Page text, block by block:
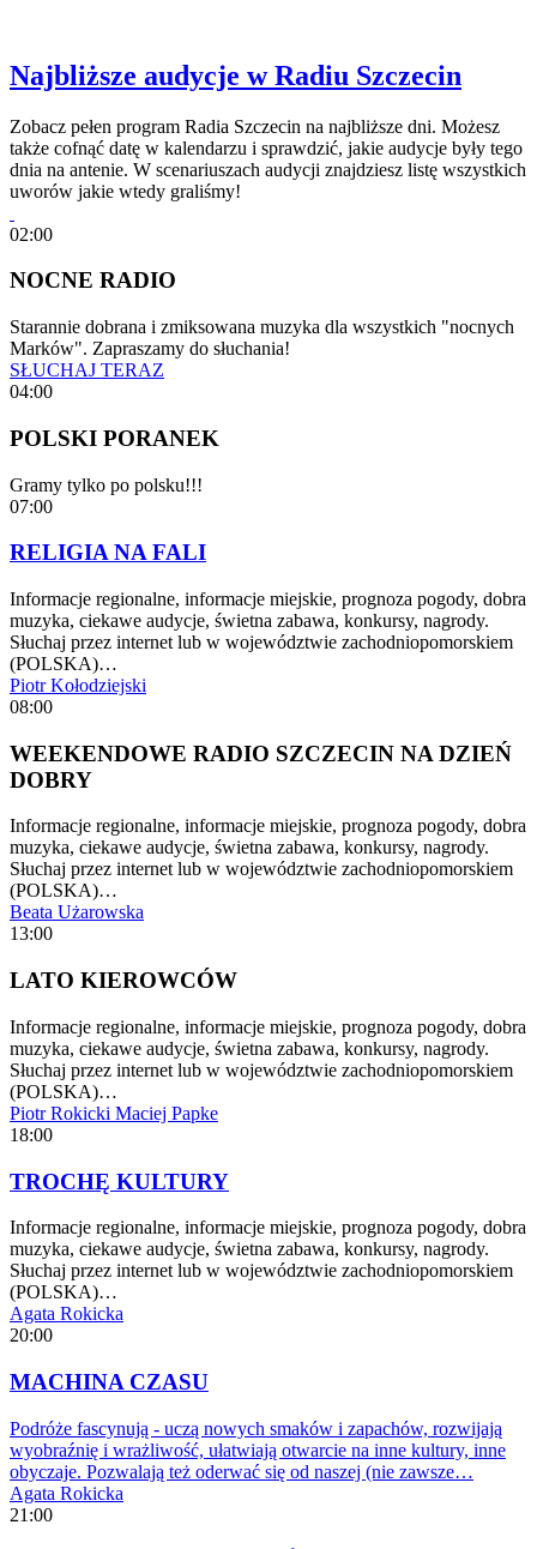
Najbliższe audycje w Radiu Szczecin
Zobacz pełen program Radia Szczecin na najbliższe dni. Możesz
także cofnąć datę w kalendarzu i sprawdzić, jakie audycje były tego
dnia na antenie. W scenariuszach audycji znajdziesz listę wszystkich
uworów jakie wtedy graliśmy!
02:00
NOCNE RADIO
Starannie dobrana i zmiksowana muzyka dla wszystkich "nocnych
Marków". Zapraszamy do słuchania!
SŁUCHAJ TERAZ
04:00
POLSKI PORANEK
Gramy tylko po polsku!!!
07:00
RELIGIA NA FALI
Informacje regionalne, informacje miejskie, prognoza pogody, dobra
muzyka, ciekawe audycje, świetna zabawa, konkursy, nagrody.
Słuchaj przez internet lub w województwie zachodniopomorskiem
(POLSKA)…
Piotr Kołodziejski
08:00
WEEKENDOWE RADIO SZCZECIN NA DZIEŃ
DOBRY
Informacje regionalne, informacje miejskie, prognoza pogody, dobra
muzyka, ciekawe audycje, świetna zabawa, konkursy, nagrody.
Słuchaj przez internet lub w województwie zachodniopomorskiem
(POLSKA)…
Beata Użarowska
13:00
LATO KIEROWCÓW
Informacje regionalne, informacje miejskie, prognoza pogody, dobra
muzyka, ciekawe audycje, świetna zabawa, konkursy, nagrody.
Słuchaj przez internet lub w województwie zachodniopomorskiem
(POLSKA)…
Piotr Rokicki Maciej Papke
18:00
TROCHĘ KULTURY
Informacje regionalne, informacje miejskie, prognoza pogody, dobra
muzyka, ciekawe audycje, świetna zabawa, konkursy, nagrody.
Słuchaj przez internet lub w województwie zachodniopomorskiem
(POLSKA)…
Agata Rokicka
20:00
MACHINA CZASU
Podróże fascynują - uczą nowych smaków i zapachów, rozwijają
wyobraźnię i wrażliwość, ułatwiają otwarcie na inne kultury, inne
obyczaje. Pozwalają też oderwać się od naszej (nie zawsze…
Agata Rokicka
21:00